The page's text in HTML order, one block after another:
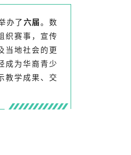
办了 六届。数
织赛事，宣传
当地社会的更
成为华裔青少
教学成果、交